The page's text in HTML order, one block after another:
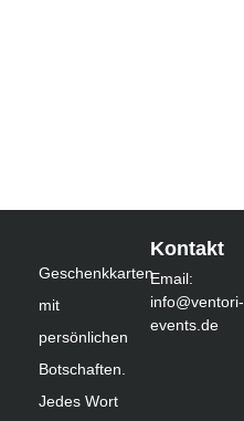
Geschenkkarten
mit
persönlichen
Botschaften.
Jedes Wort
Kontakt
Email:
info@ventori-
events.de